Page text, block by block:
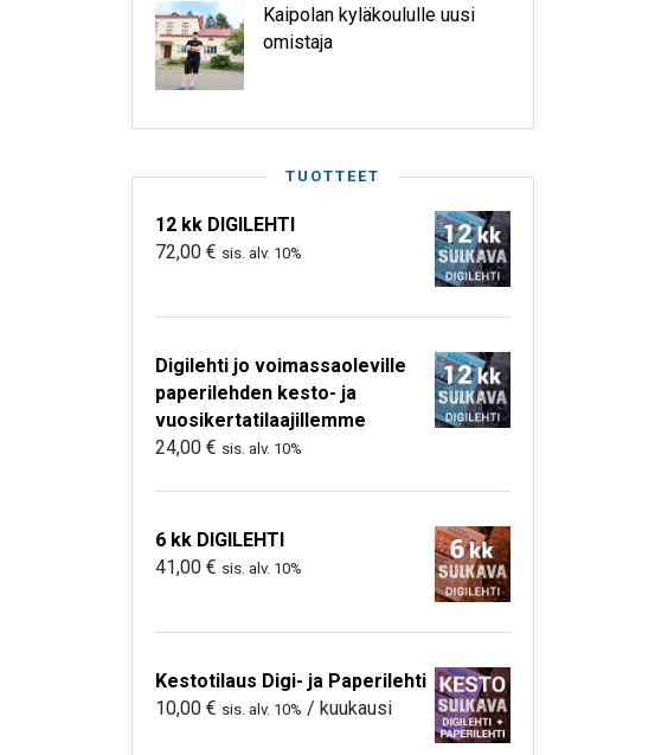
Kaipolan kyläkoululle uusi
omistaja
TUOTTEET
12 kk DIGILEHTI
72,00 € sis. alv. 10%
Digilehti jo voimassaoleville
paperilehden kesto- ja
vuosikertatilaajillemme
24,00 € sis. alv. 10%
6 kk DIGILEHTI
41,00 € sis. alv. 10%
Kestotilaus Digi- ja Paperilehti
10,00 € sis. alv. 10% / kuukausi